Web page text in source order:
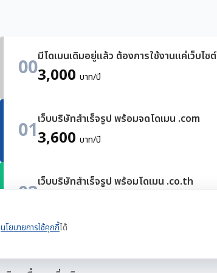
00มีโดเมนเดิมอยู่แล้ว ต้องการใช้งานแค่เว็บไซต์
3,000 บาท/ปี
01เว็บบริษัทสำเร็จรูป พร้อมจดโดเมน .com
3,600 บาท/ปี
02เว็บบริษัทสำเร็จรูป พร้อมโดเมน .co.th
นโยบายการใช้คุกกี้ได้